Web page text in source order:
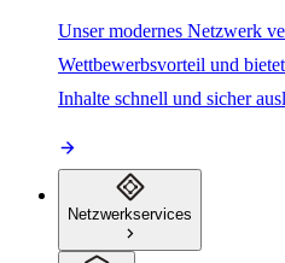
Unser modernes Netzwerk
Wettbewerbsvorteil und
Inhalte schnell und sicher
Netzwerkservices